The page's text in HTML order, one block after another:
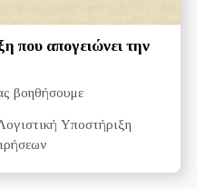
που απογειώνει την
βοηθήσουμε
Υποστήριξη